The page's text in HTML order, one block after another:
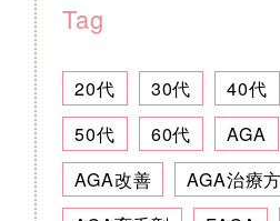
Tag
20代 30代 40代
50代
60代 AGA
AGA改善
AGA治療